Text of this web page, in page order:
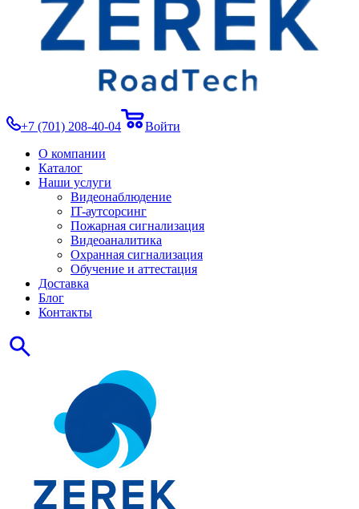
+7 (701) 208-40-04
Войти
О компании
Каталог
Наши услуги
Видеонаблюдение
IT-аутсорсинг
Пожарная сигнализация
Видеоаналитика
Охранная сигнализация
Обучение и аттестация
Доставка
Блог
Контакты